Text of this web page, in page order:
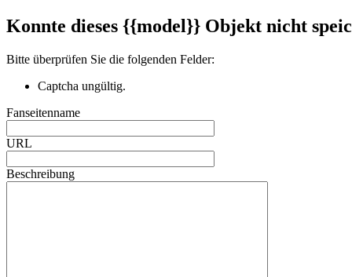
Konnte dieses {{model}} Objekt nicht
Bitte überprüfen Sie die folgenden Felder:
Captcha ungültig.
Fanseitenname
URL
Beschreibung